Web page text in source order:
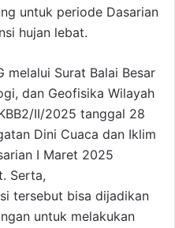
untuk periode Dasarian
hujan lebat.
melalui Surat Balai Besar
dan Geofisika Wilayah
II/2025 tanggal 28
Dini Cuaca dan Iklim
I Maret 2025
Serta,
tersebut bisa dijadikan
untuk melakukan